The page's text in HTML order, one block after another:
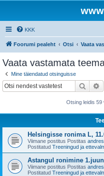
KKK
Foorumi pealeht Otsi Vaata
Vaata vastamata
Mine täiendatud otsinguisse
Otsi
Otsing leidis 59
Helsingisse ronima L,
Viimane postitus Postitas
Postitatud Treeningud ja
Astangul ronimine
Viimane postitus Postitas
Postitatud Treeningud ja